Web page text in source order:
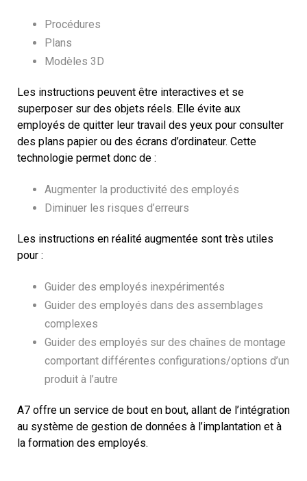
Procédures
Plans
Modèles 3D
Les instructions peuvent être interactives et se
superposer sur des objets réels. Elle évite aux
employés de quitter leur travail des yeux pour consulter
des plans papier ou des écrans d’ordinateur. Cette
technologie permet donc de :
Augmenter la productivité des employés
Diminuer les risques d’erreurs
Les instructions en réalité augmentée sont très utiles
pour :
Guider des employés inexpérimentés
Guider des employés dans des assemblages
complexes
Guider des employés sur des chaînes de montage
comportant différentes configurations/options d’un
produit à l’autre
A7 offre un service de bout en bout, allant de l’intégration
au système de gestion de données à l’implantation et à
la formation des employés.